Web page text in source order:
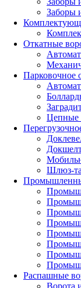
Заборы
Откатные
Парковочное
Цепные
Шлюз-
Распашные